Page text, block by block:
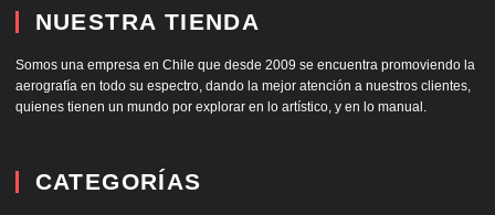
NUESTRA TIENDA
Somos una empresa en Chile que desde 2009 se encuentra promoviendo la
aerografía en todo su espectro, dando la mejor atención a nuestros clientes,
quienes tienen un mundo por explorar en lo artístico, y en lo manual.
CATEGORÍAS